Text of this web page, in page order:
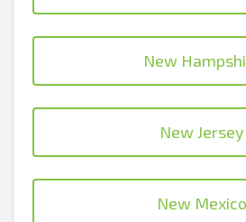
New
New Jersey
New Mexico